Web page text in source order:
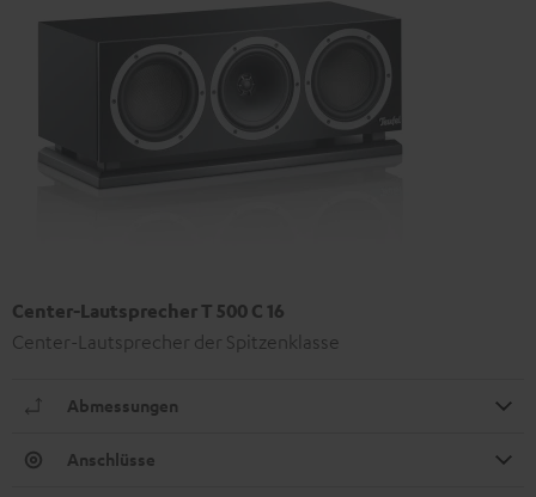
Center-Lautsprecher T 500 C 16
Center-Lautsprecher der Spitzenklasse
Abmessungen
Anschlüsse